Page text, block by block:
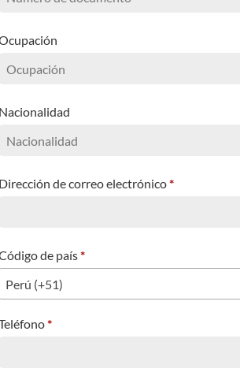
Nacionalidad
Dirección de correo electrónico*
de país*
Perú (+51)
*